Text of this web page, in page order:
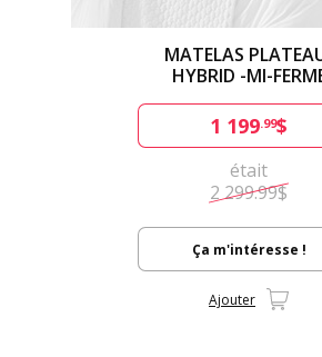
MATELAS
HYBRID -MI-
1 199.99$
était
2 299.99$
Ça m'intéresse !
Ajouter